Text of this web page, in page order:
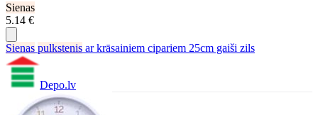
Sienas
5.14 €
Sienas pulkstenis ar krāsainiem cipariem 25cm gaiši zils
Depo.lv